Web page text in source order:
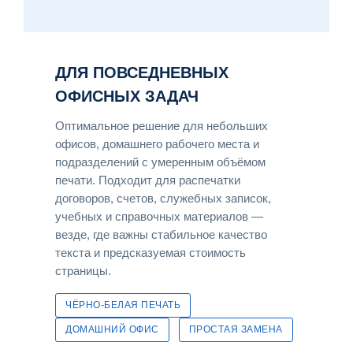
ДЛЯ ПОВСЕДНЕВНЫХ
ОФИСНЫХ ЗАДАЧ
Оптимальное решение для небольших
офисов, домашнего рабочего места и
подразделений с умеренным объёмом
печати. Подходит для распечатки
договоров, счетов, служебных записок,
учебных и справочных материалов —
везде, где важны стабильное качество
текста и предсказуемая стоимость
страницы.
ЧЁРНО-БЕЛАЯ ПЕЧАТЬ
ДОМАШНИЙ ОФИС ПРОСТАЯ ЗАМЕНА